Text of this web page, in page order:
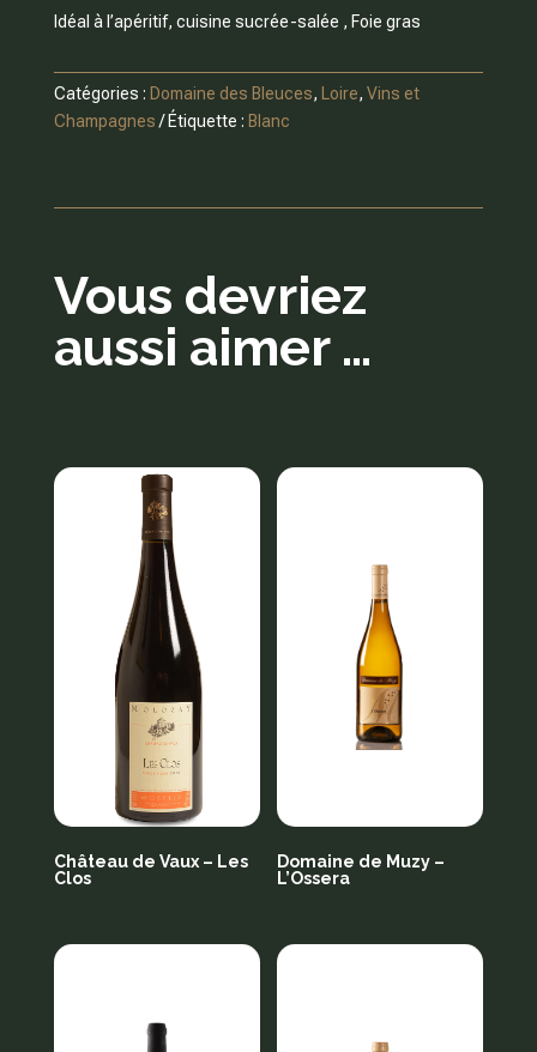
Idéal à l’apéritif, cuisine sucrée-salée , Foie gras
Catégories : Domaine des Bleuces, Loire, Vins et
Champagnes
Étiquette : Blanc
Vous devriez
aussi aimer …
Château de Vaux – Les
Clos
Domaine de Muzy –
L’Ossera